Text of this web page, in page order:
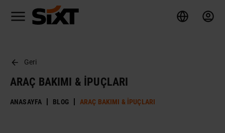
Geri
ARAÇ BAKIMI & İPUÇLARI
ANASAYFA BLOG ARAÇ BAKIMI & İPUÇLARI